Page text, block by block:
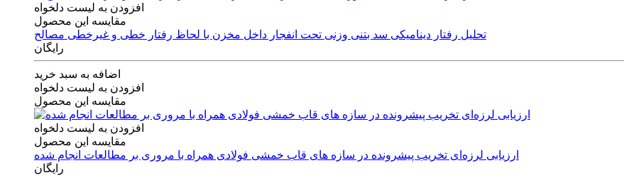
افزودن به لیست دلخواه
مقایسه این محصول
تحلیل رفتار دینامیکی سد بتنی وزنی تحت انفجار داخل مخزن با لحاظ رفتار خطی و غیرخطی مصالح
رایگان
اضافه به سبد خرید
افزودن به لیست دلخواه
مقایسه این محصول
افزودن به لیست دلخواه
مقایسه این محصول
ارزیابی لرزه‌ای تخریب پیشرونده در سازه های قاب خمشی فولادی همراه با مروری بر مطالعات انجام شده
رایگان